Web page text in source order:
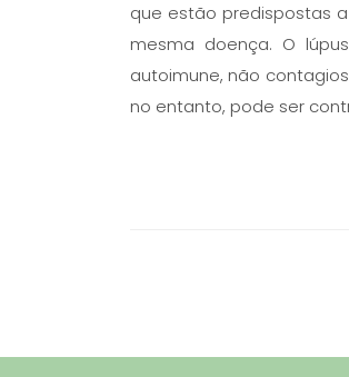
que estão predispostas
mesma doença. O
autoimune, não
no entanto, pode ser